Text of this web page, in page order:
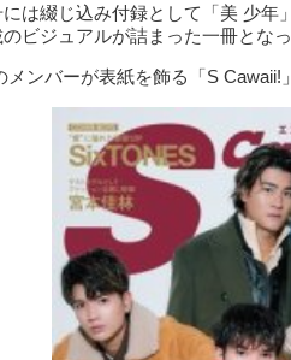
は綴じ込み付録として「美 少
ビジュアルが詰まった一冊となっ
メンバーが表紙を飾る「S Cawaii!